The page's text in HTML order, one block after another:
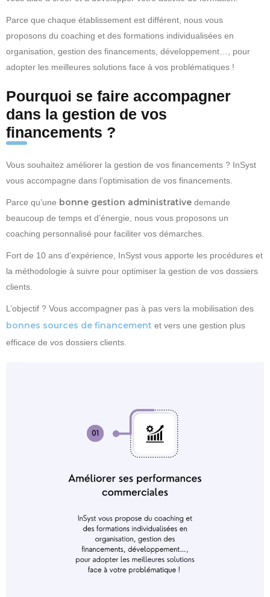
Parce que chaque établissement est différent, nous vous
proposons du coaching et des formations individualisées en
organisation, gestion des financements, développement…, pour
adopter les meilleures solutions face à vos problématiques !
Pourquoi se faire accompagner
dans la gestion de vos
financements ?
Vous souhaitez améliorer la gestion de vos financements ? InSyst
vous accompagne dans l’optimisation de vos financements.
Parce qu’une bonne gestion administrative demande
beaucoup de temps et d’énergie, nous vous proposons un
coaching personnalisé pour faciliter vos démarches.
Fort de 10 ans d’expérience, InSyst vous apporte les procédures et
la méthodologie à suivre pour optimiser la gestion de vos dossiers
clients.
L’objectif ? Vous accompagner pas à pas vers la mobilisation des
bonnes sources de financement et vers une gestion plus
efficace de vos dossiers clients.